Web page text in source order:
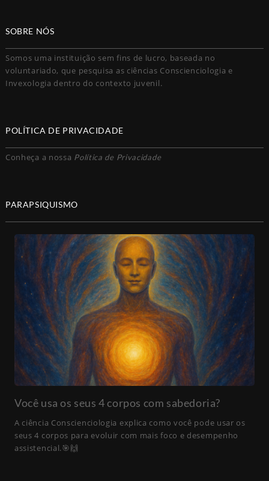
SOBRE NÓS
Somos uma instituição sem fins de lucro, baseada no
voluntariado, que pesquisa as ciências Conscienciologia e
Invexologia dentro do contexto juvenil.
POLÍTICA DE PRIVACIDADE
Conheça a nossa Política de Privacidade
PARAPSIQUISMO
Você usa os seus 4 corpos com sabedoria?
A ciência Conscienciologia explica como você pode usar os
seus 4 corpos para evoluir com mais foco e desempenho
assistencial.🎯🙌